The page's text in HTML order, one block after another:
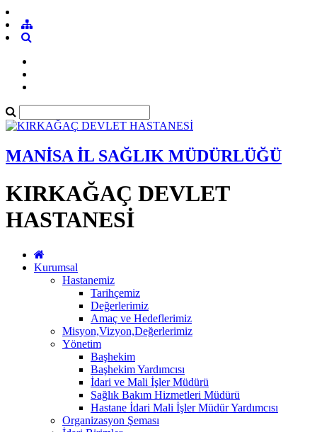
MANİSA İL SAĞLIK MÜDÜRLÜĞÜ
KIRKAĞAÇ DEVLET
HASTANESİ
Kurumsal
Hastanemiz
Tarihçemiz
Değerlerimiz
Amaç ve Hedeflerimiz
Misyon,Vizyon,Değerlerimiz
Yönetim
Başhekim
Başhekim Yardımcısı
İdari ve Mali İşler Müdürü
Sağlık Bakım Hizmetleri Müdürü
Hastane İdari Mali İşler Müdür Yardımcısı
Organizasyon Şeması